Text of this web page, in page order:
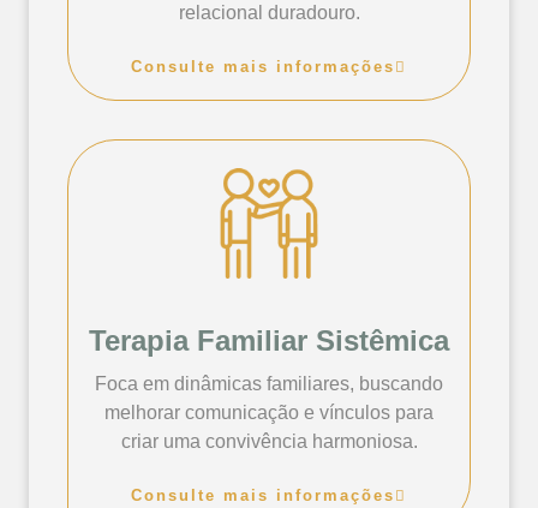
relacional duradouro.
Consulte mais informações
Terapia Familiar Sistêmica
Foca em dinâmicas familiares, buscando
melhorar comunicação e vínculos para
criar uma convivência harmoniosa.
Consulte mais informações